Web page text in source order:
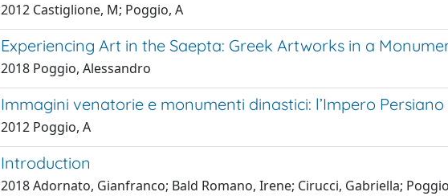
2012 Castiglione, M; Poggio, A
Experiencing Art in the Saepta: Greek Artworks in a
2018 Poggio, Alessandro
Immagini venatorie e monumenti dinastici: l’Impero
2012 Poggio, A
Introduction
2018 Adornato, Gianfranco; Bald Romano, Irene; Cirucci, Gabriella;